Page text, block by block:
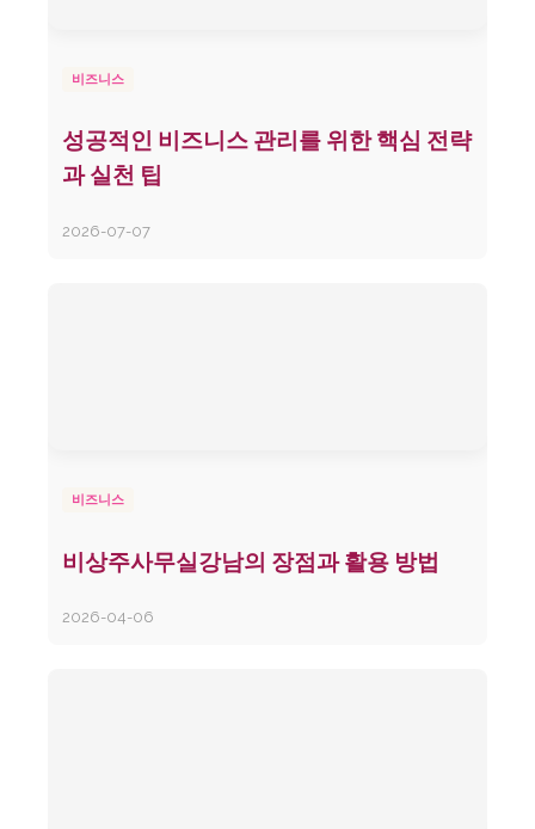
비즈니스
성공적인 비즈니스 관리를 위한 핵심 전략
과 실천 팁
2026-07-07
비즈니스
비상주사무실강남의 장점과 활용 방법
2026-04-06